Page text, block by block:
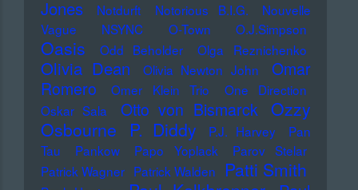
Jones
Notdurft Notorious B.I.G.
Nouvelle
Vague
NSYNC O-Town O.J.Simpson
Oasis Odd Beholder Olga Reznichenko
Olivia Dean Olivia Newton John
Omar
Romero
Omer Klein Trio
One Direction
Oskar Sala
Otto von Bismarck Ozzy
Osbourne
P. Diddy P.J. Harvey
Pan
Tau
Pankow Papo Yoplack
Parov Stelar
Patrick Wagner Patrick Walden Patti Smith